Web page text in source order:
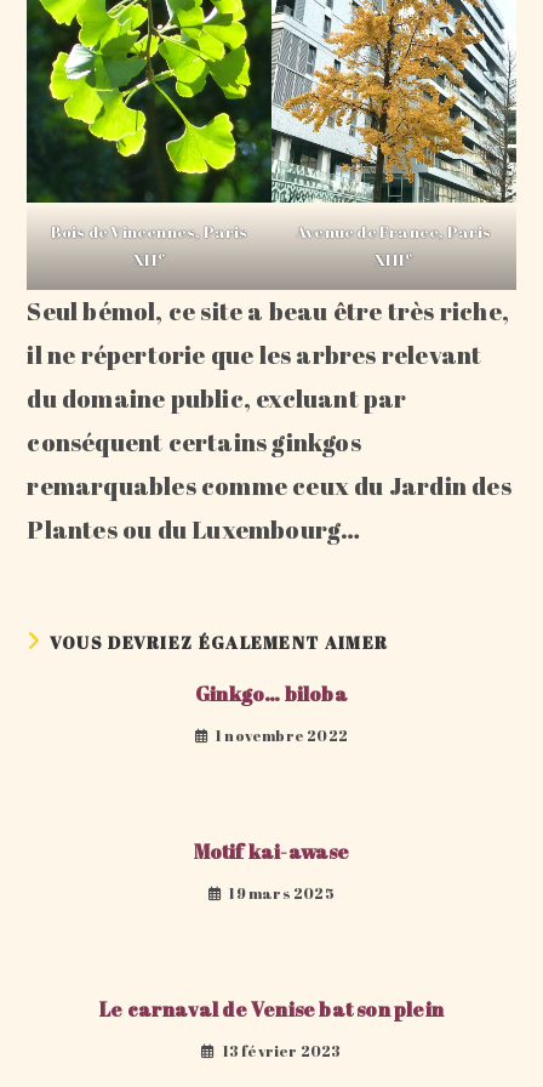
Bois de Vincennes, Paris
XIIe
Avenue de France, Paris
XIIIe
Seul bémol, ce site a beau être très riche,
il ne répertorie que les arbres relevant
du domaine public, excluant par
conséquent certains ginkgos
remarquables comme ceux du Jardin des
Plantes ou du Luxembourg…
VOUS DEVRIEZ ÉGALEMENT AIMER
Ginkgo… biloba
1 novembre 2022
Motif kai-awase
19 mars 2025
Le carnaval de Venise bat son plein
13 février 2023